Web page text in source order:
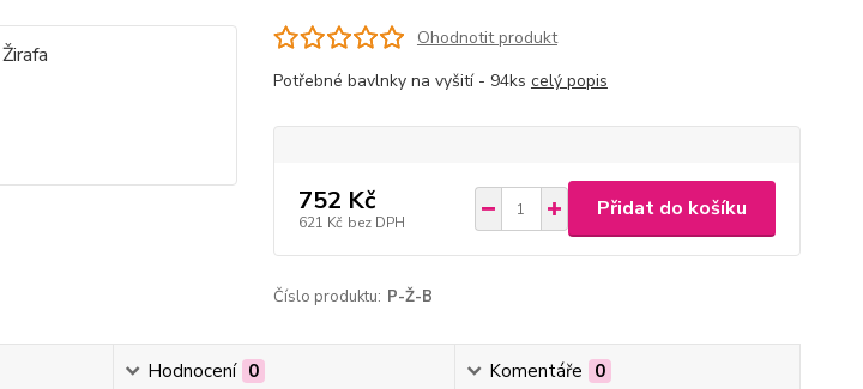
Ohodnotit produkt
Potřebné bavlnky na vyšití - 94ks celý popis
752 Kč
621 Kč bez DPH
Přidat do košíku
Číslo produktu: P-Ž-B
Hodnocení 0 Komentáře 0